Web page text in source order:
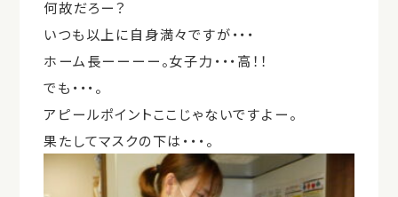
何故だろー？
いつも以上に自身満々ですが・・・
ホーム長ーーーー。女子力・・・高！！
でも・・・。
アピールポイントここじゃないですよー。
果たしてマスクの下は・・・。